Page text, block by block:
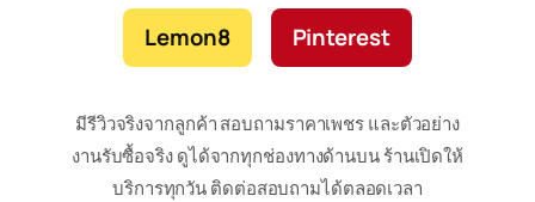
Lemon8 Pinterest
มีรีวิวจริงจากลูกค้า สอบถามราคาเพชร และตัวอย่าง
งานรับซื้อจริง ดูได้จากทุกช่องทางด้านบน ร้านเปิดให้
บริการทุกวัน ติดต่อสอบถามได้ตลอดเวลา